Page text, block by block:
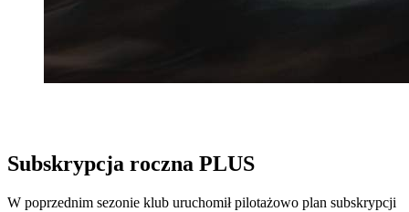
Subskrypcja roczna PLUS
W poprzednim sezonie klub uruchomił pilotażowo plan subskrypcji